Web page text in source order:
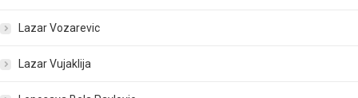
Lazar Vozarevic
Lazar Vujaklija